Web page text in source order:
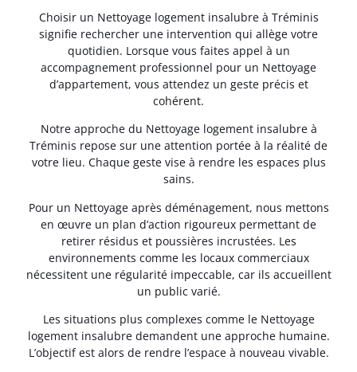
Choisir un Nettoyage logement insalubre à Tréminis
signifie rechercher une intervention qui allège votre
quotidien. Lorsque vous faites appel à un
accompagnement professionnel pour un Nettoyage
d’appartement, vous attendez un geste précis et
cohérent.
Notre approche du Nettoyage logement insalubre à
Tréminis repose sur une attention portée à la réalité de
votre lieu. Chaque geste vise à rendre les espaces plus
sains.
Pour un Nettoyage après déménagement, nous mettons
en œuvre un plan d’action rigoureux permettant de
retirer résidus et poussières incrustées. Les
environnements comme les locaux commerciaux
nécessitent une régularité impeccable, car ils accueillent
un public varié.
Les situations plus complexes comme le Nettoyage
logement insalubre demandent une approche humaine.
L’objectif est alors de rendre l’espace à nouveau vivable.